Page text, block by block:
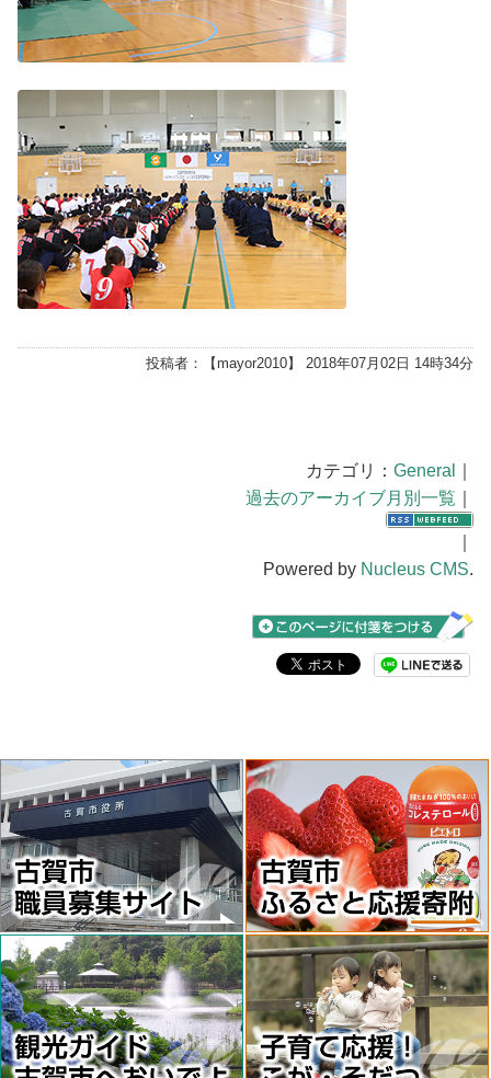
投稿者：【mayor2010】 2018年07月02日 14時34分
カテゴリ： General
過去のアーカイブ月別一覧
Powered by Nucleus CMS.